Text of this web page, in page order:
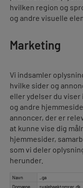
hvilken region og
og andre visuelle
Marketing
Vi indsamler
hvilke sider og
eller ydelser du
og andre
annoncer, der er
at kunne vise dig
hjemmesider,
som vi deler
herunder.
Navn
_ga
Domæne
svalebaektomrer.dk